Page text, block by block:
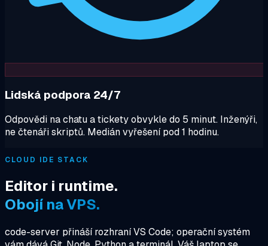
Lidská podpora 24/7
Odpovědi na chatu a tickety obvykle do 5 minut. Inženýři,
ne čtenáři skriptů. Medián vyřešení pod 1 hodinu.
CLOUD IDE STACK
Editor i runtime.
Obojí na VPS.
code-server přináší rozhraní VS Code; operační systém